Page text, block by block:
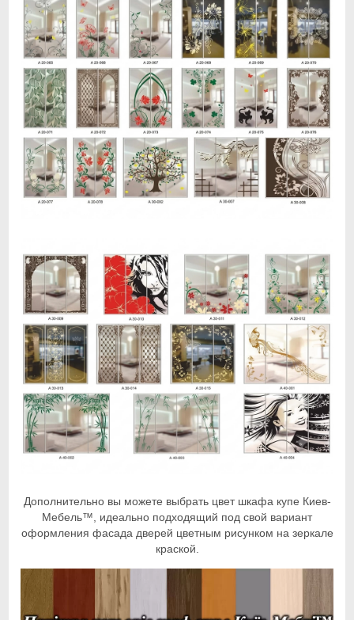
Дополнительно вы можете выбрать цвет шкафа купе Киев-
Мебель™, идеально подходящий под свой вариант
оформления фасада дверей цветным рисунком на зеркале
краской.